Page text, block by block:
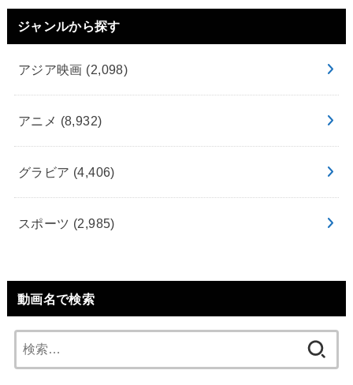
ジャンルから探す
アジア映画 (2,098)
アニメ (8,932)
グラビア (4,406)
スポーツ (2,985)
動画名で検索
索: